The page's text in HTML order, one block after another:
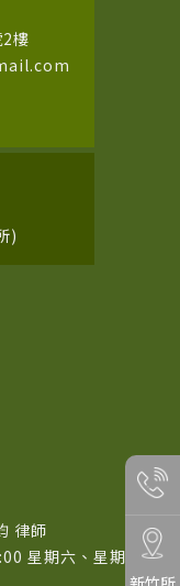
樓
)
律師
星期六、星期日